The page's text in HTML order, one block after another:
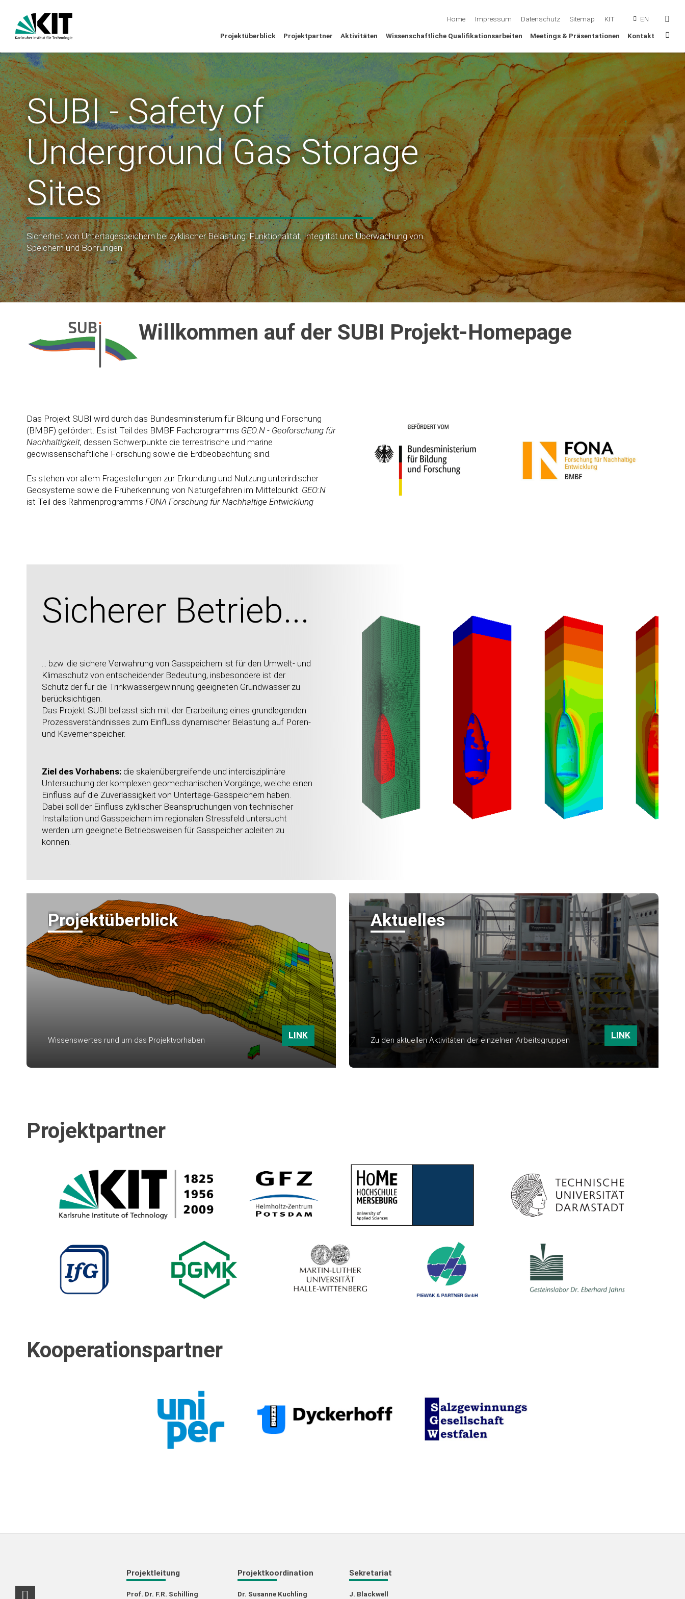
Home Impressum Datenschutz Sitemap KIT EN
Projektüberblick Projektpartner Aktivitäten Wissenschaftliche Qualifikationsarbeiten Meetings & Präsentationen Kontakt
SUBI - Safety of
Underground Gas Storage
Sites
Sicherheit von Untertagespeichern bei zyklischer Belastung: Funktionalität, Integrität und Überwachung von
Speichern und Bohrungen
Willkommen auf der SUBI Projekt-Homepage
Das Projekt SUBI wird durch das Bundesministerium für Bildung und Forschung
(BMBF) gefördert. Es ist Teil des BMBF Fachprogramms GEO:N - Geoforschung für
Nachhaltigkeit, dessen Schwerpunkte die terrestrische und marine
geowissenschaftliche Forschung sowie die Erdbeobachtung sind.
Es stehen vor allem Fragestellungen zur Erkundung und Nutzung unterirdischer
Geosysteme sowie die Früherkennung von Naturgefahren im Mittelpunkt. GEO:N
ist Teil des Rahmenprogramms FONA Forschung für Nachhaltige Entwicklung
Sicherer Betrieb...
... bzw. die sichere Verwahrung von Gasspeichern ist für den Umwelt- und
Klimaschutz von entscheidender Bedeutung, insbesondere ist der
Schutz der für die Trinkwassergewinnung geeigneten Grundwässer zu
berücksichtigen.
Das Projekt SUBI befasst sich mit der Erarbeitung eines grundlegenden
Prozessverständnisses zum Einfluss dynamischer Belastung auf Poren-
und Kavernenspeicher.
Ziel des Vorhabens: die skalenübergreifende und interdisziplinäre
Untersuchung der komplexen geomechanischen Vorgänge, welche einen
Einfluss auf die Zuverlässigkeit von Untertage-Gasspeichern haben.
Dabei soll der Einfluss zyklischer Beanspruchungen von technischer
Installation und Gasspeichern im regionalen Stressfeld untersucht
werden um geeignete Betriebsweisen für Gasspeicher ableiten zu
können.
Projektüberblick
Wissenswertes rund um das Projektvorhaben LINK
Aktuelles
Zu den aktuellen Aktivitäten der einzelnen Arbeitsgruppen LINK
Projektpartner
Kooperationspartner
Projektleitung
Prof. Dr. F.R. Schilling
Projektkoordination
Dr. Susanne Kuchling
Sekretariat
J. Blackwell